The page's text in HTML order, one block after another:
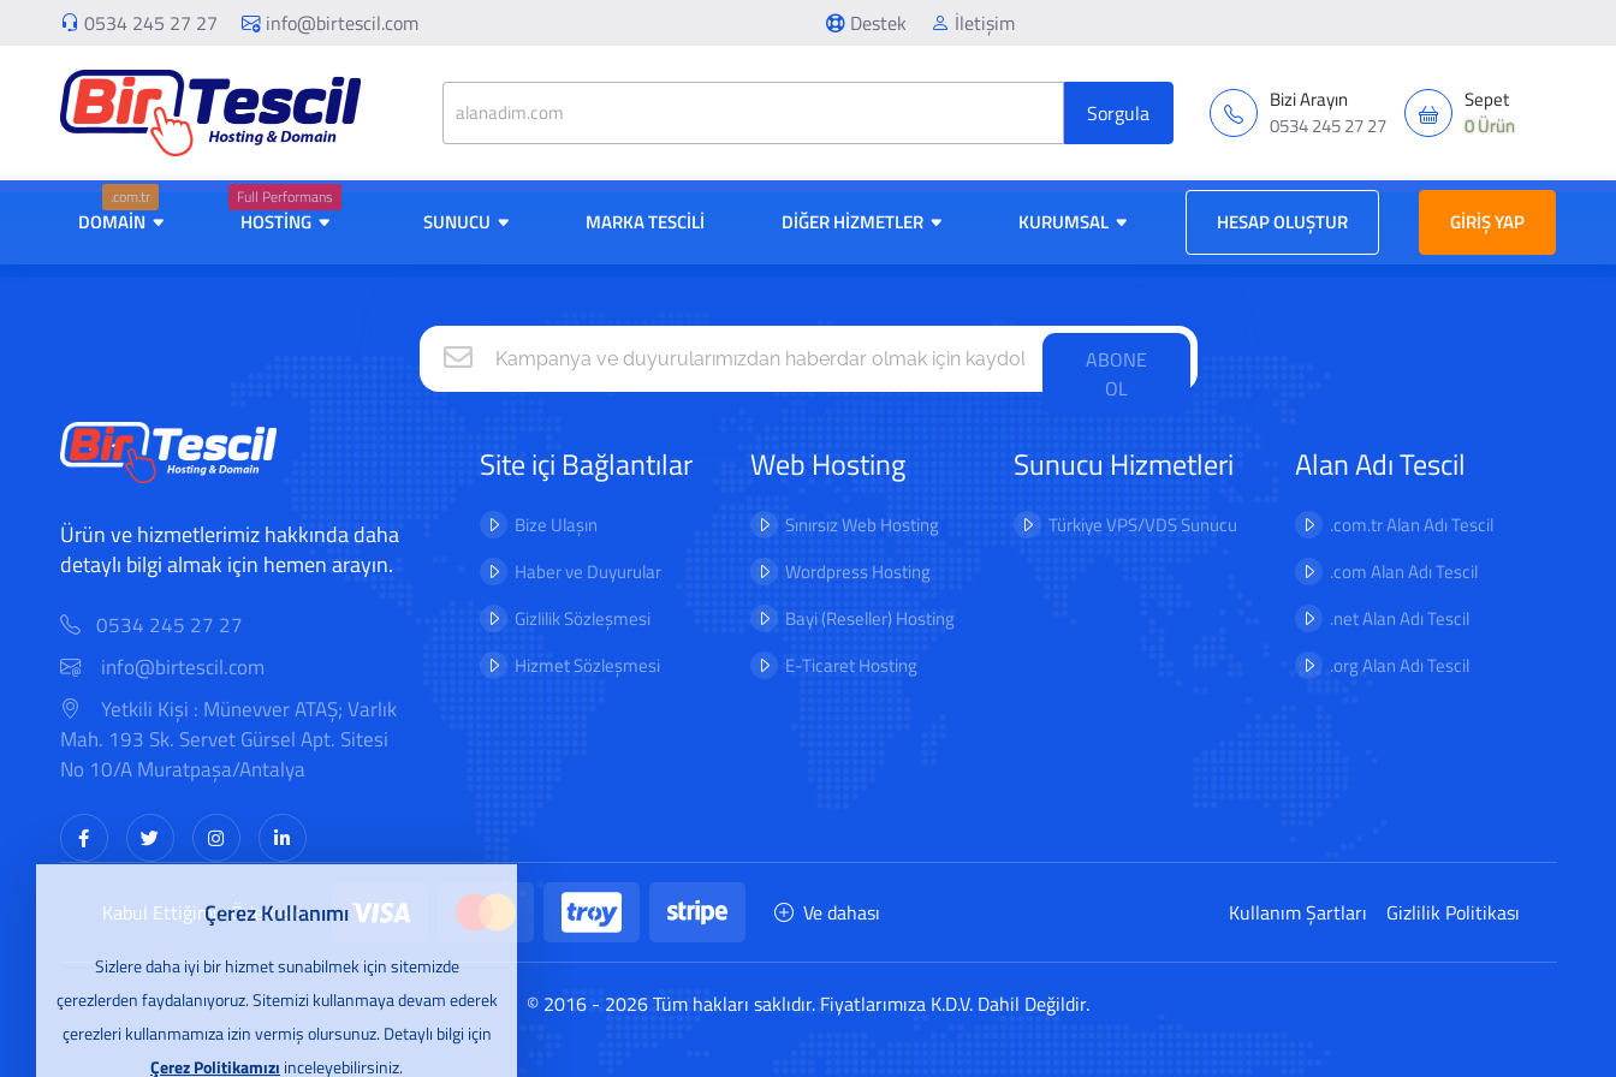
0534 245 27 27 info@birtescil.com Destek İletişim
Bizi Arayın
0534 245 27 27
Sepet
0 Ürün
.com.tr
DOMAİN
Full Performans
HOSTİNG SUNUCU MARKA TESCİLİ DIĞER HIZMETLER KURUMSAL HESAP OLUŞTUR GIRIŞ YAP
ABONE
OL
Ürün ve hizmetlerimiz hakkında daha
detaylı bilgi almak için hemen arayın.
0534 245 27 27
info@birtescil.com
Yetkili Kişi : Münevver ATAŞ; Varlık
Mah. 193 Sk. Servet Gürsel Apt. Sitesi
No 10/A Muratpaşa/Antalya
Site içi Bağlantılar
Bize Ulaşın
Haber ve Duyurular
Gizlilik Sözleşmesi
Hizmet Sözleşmesi
Web Hosting
Sınırsız Web Hosting
Wordpress Hosting
Bayi (Reseller) Hosting
E-Ticaret Hosting
Sunucu Hizmetleri
Türkiye VPS/VDS Sunucu
Alan Adı Tescil
.com.tr Alan Adı Tescil
.com Alan Adı Tescil
.net Alan Adı Tescil
.org Alan Adı Tescil
Kabul Ettiğimiz Ödemeler: Ve dahası Kullanım Şartları Gizlilik Politikası
© 2016 - 2026 Tüm hakları saklıdır. Fiyatlarımıza K.D.V. Dahil Değildir.
Çerez Kullanımı
Sizlere daha iyi bir hizmet sunabilmek için sitemizde
çerezlerden faydalanıyoruz. Sitemizi kullanmaya devam ederek
çerezleri kullanmamıza izin vermiş olursunuz. Detaylı bilgi için
Çerez Politikamızı inceleyebilirsiniz.